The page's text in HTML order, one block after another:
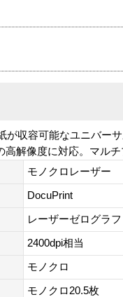
が収容可能なユニバー
高解像度に対応。マル
モノクロレーザー
DocuPrint
レーザーゼログラ
2400dpi相当
モノクロ
モノクロ20.5枚